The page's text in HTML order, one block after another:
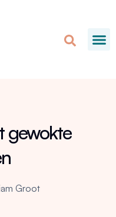
gewokte
Groot